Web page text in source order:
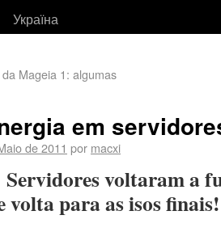
Україна
Mageia 1: algumas
em
de 2011 por macxi
voltaram a
volta para as isos finais!